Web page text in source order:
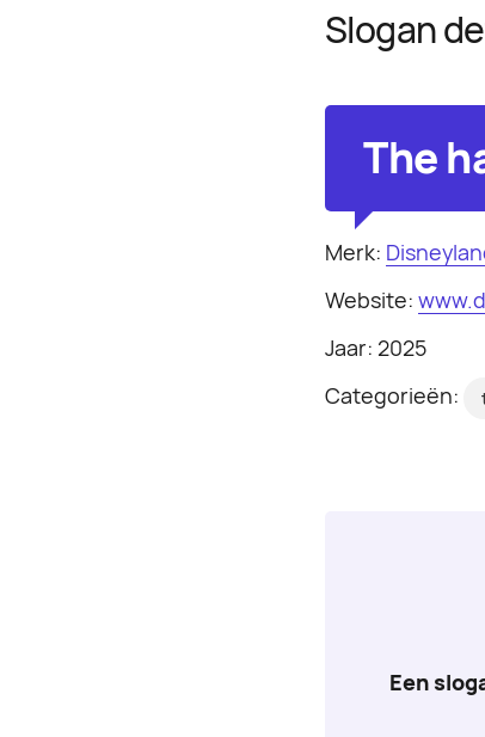
Slogan
The
Merk:
Website:
Jaar: 2025
Categorieën:
Een